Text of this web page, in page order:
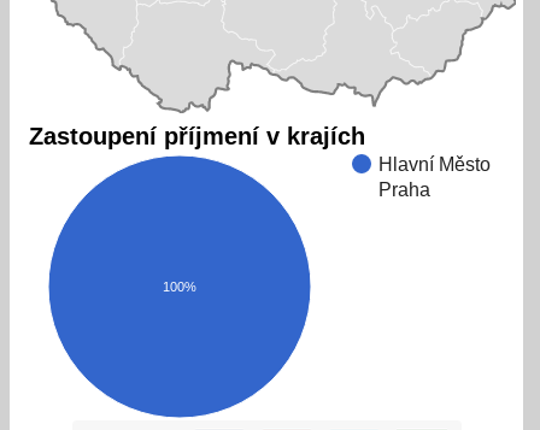
Zastoupení příjmení v krajích
Hlavní Město
Praha
100%